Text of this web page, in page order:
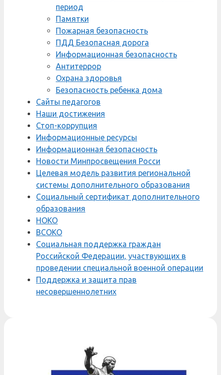
период
Памятки
Пожарная безопасность
ПДД Безопасная дорога
Информационная безопасность
Антитеррор
Охрана здоровья
Безопасность ребенка дома
Сайты педагогов
Наши достижения
Стоп-коррупция
Информационные ресурсы
Информационная безопасность
Новости Минпросвещения Росси
Целевая модель развития региональной
системы дополнительного образования
Социальный сертификат дополнительного
образования
НОКО
ВСОКО
Социальная поддержка граждан
Российской Федерации, участвующих в
проведении специальной военной операции
Поддержка и защита прав
несовершеннолетних